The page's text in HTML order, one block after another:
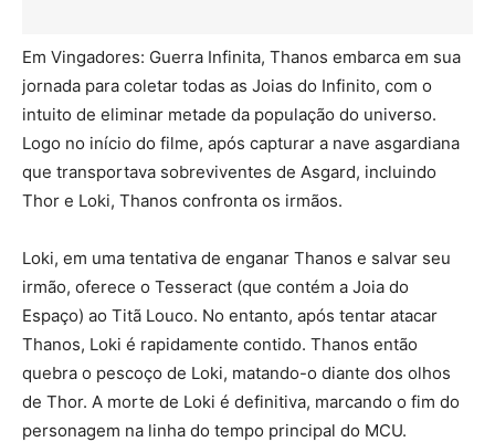
Em Vingadores: Guerra Infinita, Thanos embarca em sua
jornada para coletar todas as Joias do Infinito, com o
intuito de eliminar metade da população do universo.
Logo no início do filme, após capturar a nave asgardiana
que transportava sobreviventes de Asgard, incluindo
Thor e Loki, Thanos confronta os irmãos.
Loki, em uma tentativa de enganar Thanos e salvar seu
irmão, oferece o Tesseract (que contém a Joia do
Espaço) ao Titã Louco. No entanto, após tentar atacar
Thanos, Loki é rapidamente contido. Thanos então
quebra o pescoço de Loki, matando-o diante dos olhos
de Thor. A morte de Loki é definitiva, marcando o fim do
personagem na linha do tempo principal do MCU.